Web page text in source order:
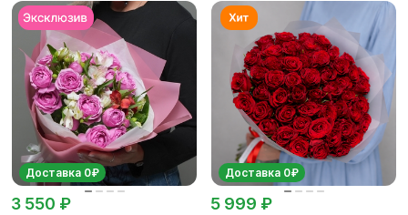
Доставка 0₽
3 550 ₽
Доставка 0₽
5 999 ₽